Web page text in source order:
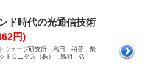
ド時代の光通信技術
円)
ウェーブ研究所 島田 禎晉，柴
トロニクス（株） 鳥羽 弘